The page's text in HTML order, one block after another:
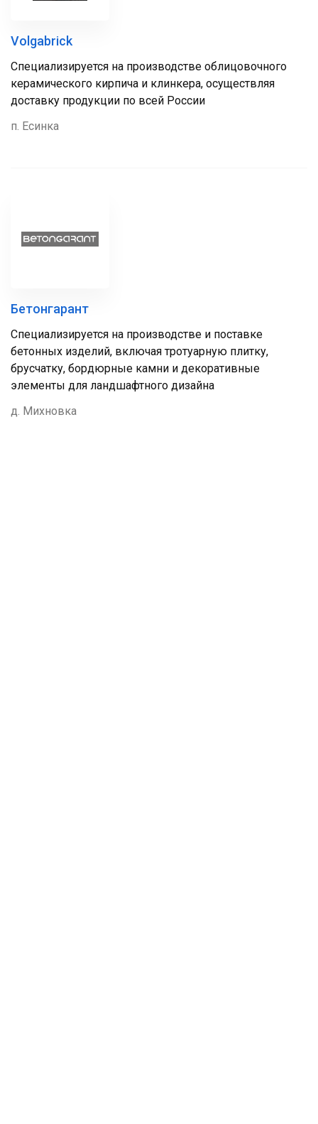
Volgabrick
Специализируется на производстве облицовочного
керамического кирпича и клинкера, осуществляя
доставку продукции по всей России
п. Есинка
Бетонгарант
Специализируется на производстве и поставке
бетонных изделий, включая тротуарную плитку,
брусчатку, бордюрные камни и декоративные
элементы для ландшафтного дизайна
д. Михновка